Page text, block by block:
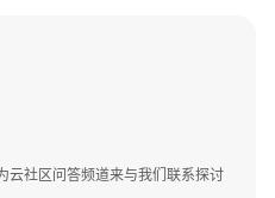
云社区问答频道来与我们联系探讨